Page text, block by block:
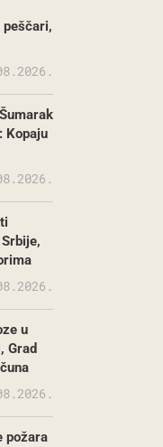
Kopaju
u
Grad
požara